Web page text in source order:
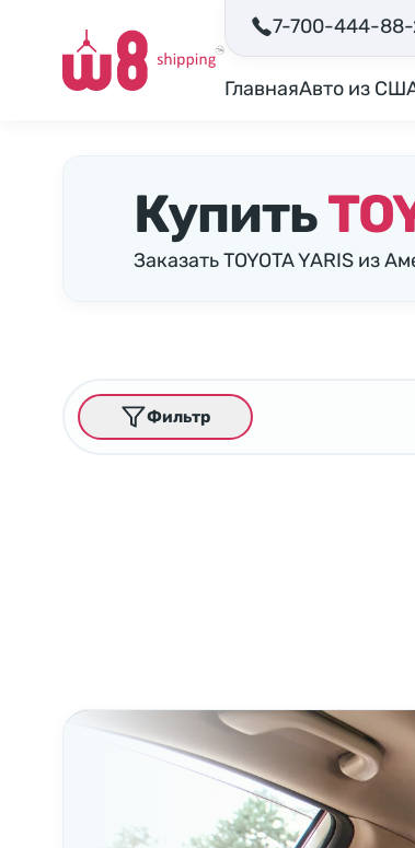
7-700-444-
ГлавнаяАвто из
Купить
Заказать TOYOTA YARIS из
Фильтр